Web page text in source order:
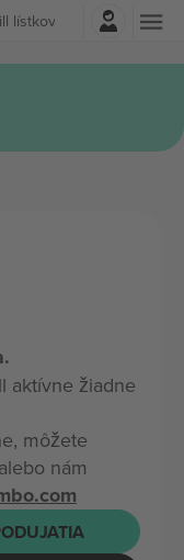
lístkov
aktívne žiadne
môžete
nám